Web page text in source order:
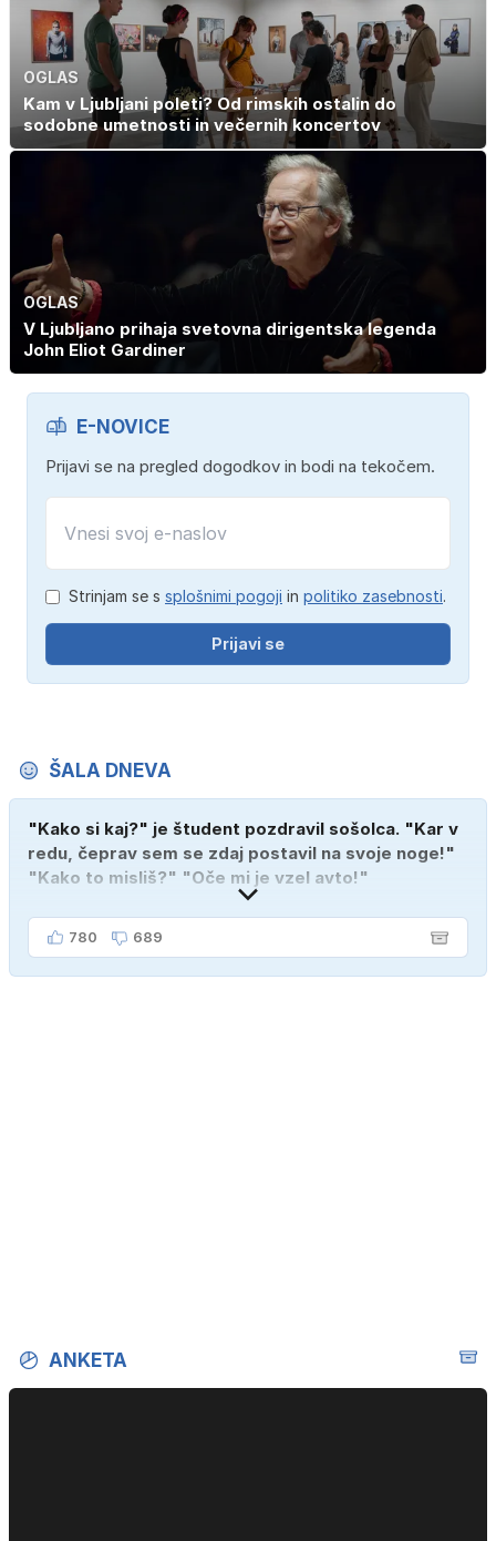
OGLAS
Kam v Ljubljani poleti? Od rimskih ostalin do
sodobne umetnosti in večernih koncertov
OGLAS
V Ljubljano prihaja svetovna dirigentska legenda
John Eliot Gardiner
E-NOVICE
Prijavi se na pregled dogodkov in bodi na tekočem.
Strinjam se s splošnimi pogoji in politiko zasebnosti.
Prijavi se
ŠALA DNEVA
"Kako si kaj?" je študent pozdravil sošolca. "Kar v
redu, čeprav sem se zdaj postavil na svoje noge!"
"Kako to misliš?" "Oče mi je vzel avto!"
780 689
ANKETA